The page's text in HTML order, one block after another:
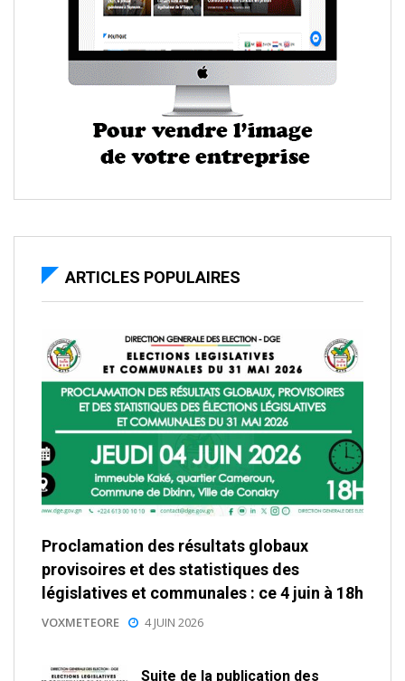
ARTICLES POPULAIRES
Proclamation des résultats globaux
provisoires et des statistiques des
législatives et communales : ce 4 juin à 18h
VOXMETEORE 4 JUIN 2026
Suite de la publication des